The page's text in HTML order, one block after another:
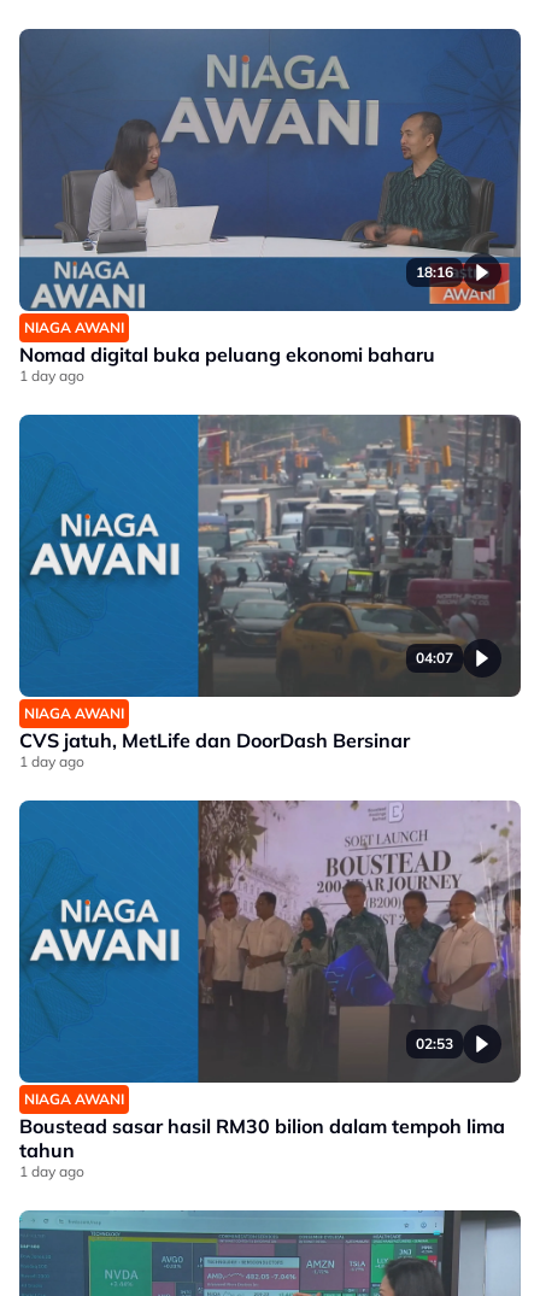
18:16
NIAGA AWANI
Nomad digital buka peluang ekonomi baharu
1 day ago
04:07
NIAGA AWANI
CVS jatuh, MetLife dan DoorDash Bersinar
1 day ago
02:53
NIAGA AWANI
Boustead sasar hasil RM30 bilion dalam tempoh lima
tahun
1 day ago